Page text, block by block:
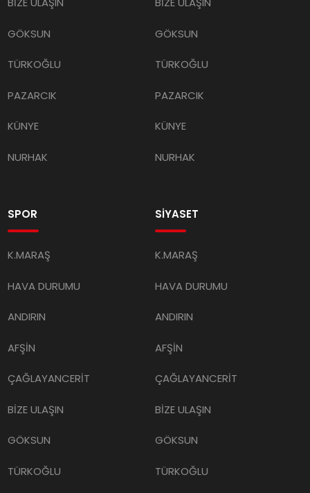
GÖKSUN
TÜRKOĞLU
PAZARCIK
KÜNYE
NURHAK
GÖKSUN
TÜRKOĞLU
PAZARCIK
KÜNYE
NURHAK
SPOR
K.MARAŞ
HAVA DURUMU
ANDIRIN
AFŞİN
ÇAĞLAYANCERİT
BİZE ULAŞIN
GÖKSUN
TÜRKOĞLU
SİYASET
K.MARAŞ
HAVA DURUMU
ANDIRIN
AFŞİN
ÇAĞLAYANCERİT
BİZE ULAŞIN
GÖKSUN
TÜRKOĞLU